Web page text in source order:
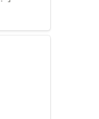
l'argent ]